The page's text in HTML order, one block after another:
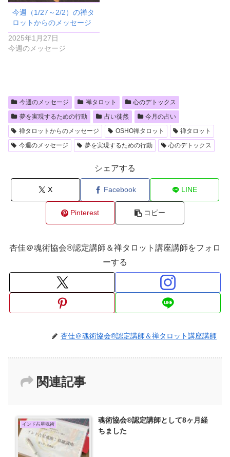
今週（1/27～2/2）の禅タ
ロットからのメッセージ
2025年1月27日
今週のメッセージ
今週のメッセージ 禅タロット
心のデトックス
夢を実現するための行動
占い徒然
今月の占い
禅タロットからのメッセージ
OSHO禅タロット
禅タロット
今週のメッセージ
夢を実現するための行動 心のデトックス
シェアする
X Facebook LINE
Pinterest コピー
杏佳＠魂術協会®認定講師＆禅タロット講座講師をフォロ
ーする
杏佳＠魂術協会®認定講師＆禅タロット講座講師
関連記事
インド占星魂術
魂術協会®認定講師として8ヶ月経
ちました